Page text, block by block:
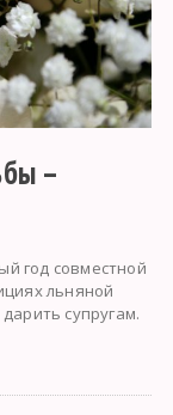
–
год совместной
льняной
супругам.